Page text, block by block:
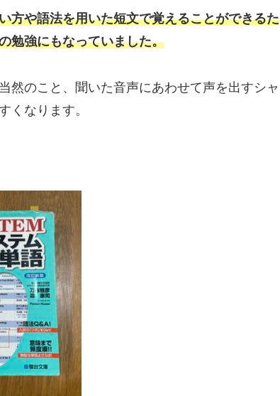
方や語法を用いた短文で覚えることができるた
勉強にもなっていました。
然のこと、聞いた音声にあわせて声を出すシャ
くなります。